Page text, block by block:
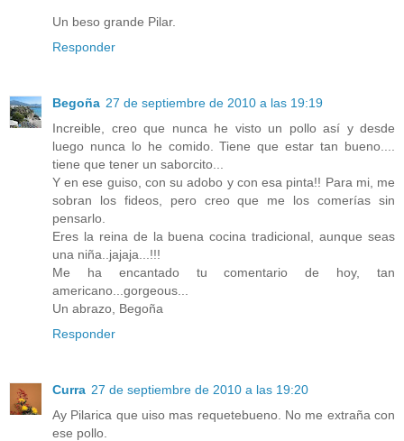
Un beso grande Pilar.
Responder
Begoña 27 de septiembre de 2010 a las 19:19
Increible, creo que nunca he visto un pollo así y desde
luego nunca lo he comido. Tiene que estar tan bueno....
tiene que tener un saborcito...
Y en ese guiso, con su adobo y con esa pinta!! Para mi, me
sobran los fideos, pero creo que me los comerías sin
pensarlo.
Eres la reina de la buena cocina tradicional, aunque seas
una niña..jajaja...!!!
Me ha encantado tu comentario de hoy, tan
americano...gorgeous...
Un abrazo, Begoña
Responder
Curra 27 de septiembre de 2010 a las 19:20
Ay Pilarica que uiso mas requetebueno. No me extraña con
ese pollo.